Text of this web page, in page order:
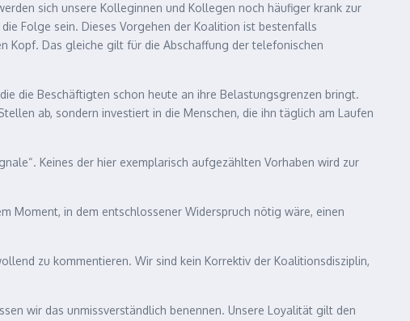
sich unsere Kolleginnen und Kollegen noch häufiger krank zur
Folge sein. Dieses Vorgehen der Koalition ist bestenfalls
Kopf. Das gleiche gilt für die Abschaffung der telefonischen
die Beschäftigten schon heute an ihre Belastungsgrenzen bringt.
ab, sondern investiert in die Menschen, die ihn täglich am Laufen
Keines der hier exemplarisch aufgezählten Vorhaben wird zur
Moment, in dem entschlossener Widerspruch nötig wäre, einen
zu kommentieren. Wir sind kein Korrektiv der Koalitionsdisziplin,
wir das unmissverständlich benennen. Unsere Loyalität gilt den